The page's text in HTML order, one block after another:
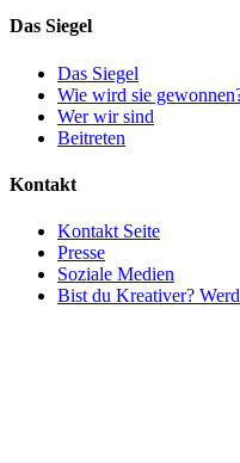
Das Siegel
Das Siegel
Wie wird sie
Wer wir sind
Beitreten
Kontakt
Kontakt Seite
Presse
Soziale Medien
Bist du Kreativer?